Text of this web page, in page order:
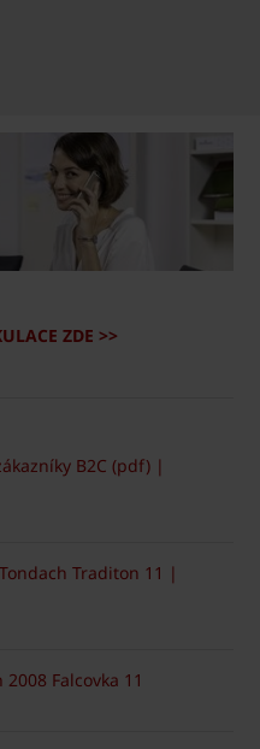
ZDE >>
B2C (pdf) |
Traditon 11 |
Falcovka 11